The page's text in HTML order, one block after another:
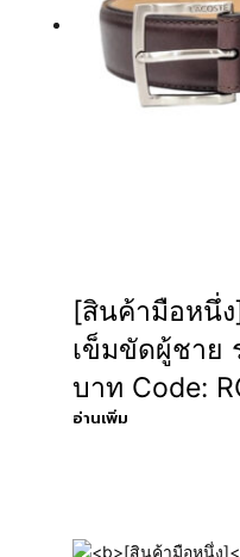
[สินค้ามือหนึ่ง
เข็มขัดผู้ชาย
บาท Code:
อ่านเพิ่ม